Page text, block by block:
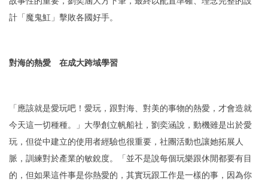
計「魔鬼魟」擊敗各國好手。
對海的熱愛 在成大跨域學習
「應該就是愛玩吧！愛玩，跟對海、對美的事物的熱愛，才會造就
今天這一切種種。」大學創立帆船社，劉奕涵說，動機雖是出於愛
玩，但從中建立的使用者經驗也很重要，社團活動也讓她拓展人
脈，訓練對於產業的敏銳度。「並不是說每個玩樂跟休閒都要有目
的，但如果這件事是你熱愛的，其實玩跟工作是一樣的事，因為你